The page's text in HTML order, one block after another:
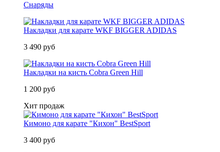
Снаряды
Накладки для карате WKF BIGGER ADIDAS
3 490 руб
Накладки на кисть Cobra Green Hill
1 200 руб
Хит продаж
Кимоно для карате "Кихон" BestSport
3 400 руб